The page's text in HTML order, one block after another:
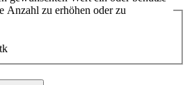
Anzahl zu erhöhen oder zu